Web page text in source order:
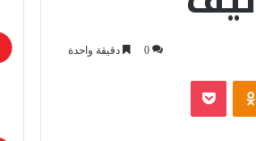
0 دقيقة واحدة